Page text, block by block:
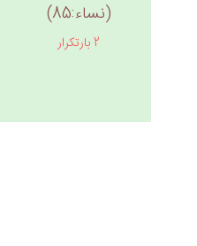
(نساء:85)
2 بارتکرار